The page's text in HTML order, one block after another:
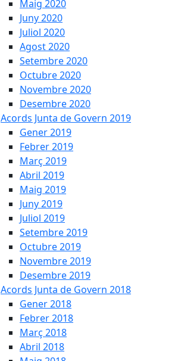
Maig 2020
Juny 2020
Juliol 2020
Agost 2020
Setembre 2020
Octubre 2020
Novembre 2020
Desembre 2020
Acords Junta de Govern 2019
Gener 2019
Febrer 2019
Març 2019
Abril 2019
Maig 2019
Juny 2019
Juliol 2019
Setembre 2019
Octubre 2019
Novembre 2019
Desembre 2019
Acords Junta de Govern 2018
Gener 2018
Febrer 2018
Març 2018
Abril 2018